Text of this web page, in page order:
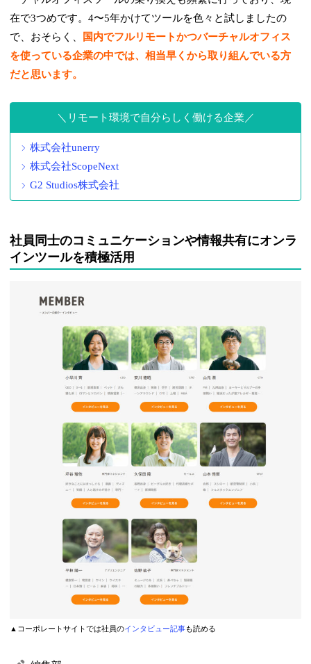
在で3つめです。4〜5年かけてツールを色々と試しましたの
で、おそらく、
国内でフルリモートかつバーチャルオフィス
を使っている企業の中では、相当早くから取り組んでいる方
だと思います。
リモート環境で自分らしく働ける企業
株式会社unerry
株式会社ScopeNext
G2 Studios株式会社
社員同士のコミュニケーションや情報共有にオンラ
インツールを積極活用
▲コーポレートサイトでは社員のインタビュー記事も読める